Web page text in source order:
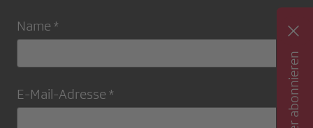
Name *
E-Mail-Adresse *